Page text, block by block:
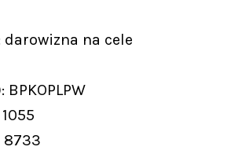
darowizna na cele
BPKOPLPW
8733